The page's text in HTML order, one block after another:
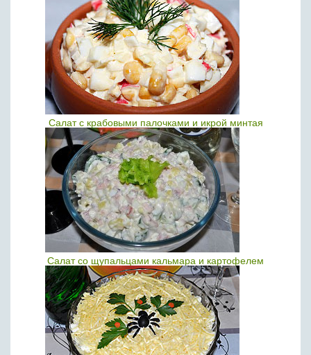
Салат с крабовыми палочками и икрой минтая
Салат со щупальцами кальмара и картофелем